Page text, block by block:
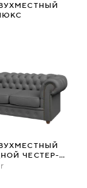
ЧЕСТЕР-